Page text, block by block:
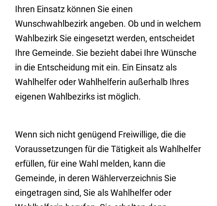
Ihren Einsatz können Sie einen
Wunschwahlbezirk angeben. Ob und in welchem
Wahlbezirk Sie eingesetzt werden, entscheidet
Ihre Gemeinde. Sie bezieht dabei Ihre Wünsche
in die Entscheidung mit ein. Ein Einsatz als
Wahlhelfer oder Wahlhelferin außerhalb Ihres
eigenen Wahlbezirks ist möglich.
Wenn sich nicht genügend Freiwillige, die die
Voraussetzungen für die Tätigkeit als Wahlhelfer
erfüllen, für eine Wahl melden, kann die
Gemeinde, in deren Wählerverzeichnis Sie
eingetragen sind, Sie als Wahlhelfer oder